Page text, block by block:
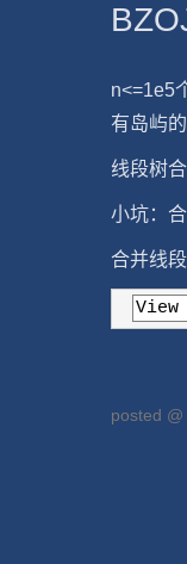
n<=1e5
有岛屿
线段树
小坑：
合并线
View
posted @